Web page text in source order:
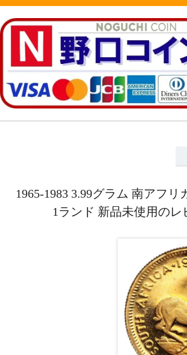
1965-1983 3.99グラム 南アフリ
1ランド 新品未使用のレ